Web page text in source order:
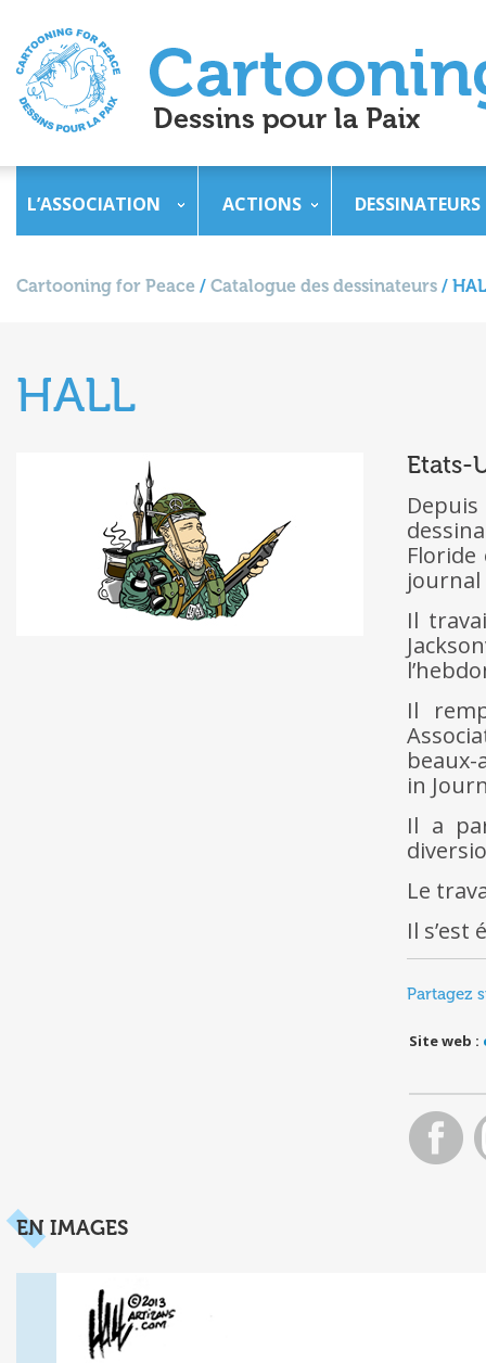
L’ASSOCIATION ACTIONS DESSINATEURS
Cartooning for Peace / Catalogue des dessinateurs /
HALL
Etats-
journal
Il
Il
beaux-
in
Il a
Le
Il s’est
Partagez
Site web :
EN IMAGES